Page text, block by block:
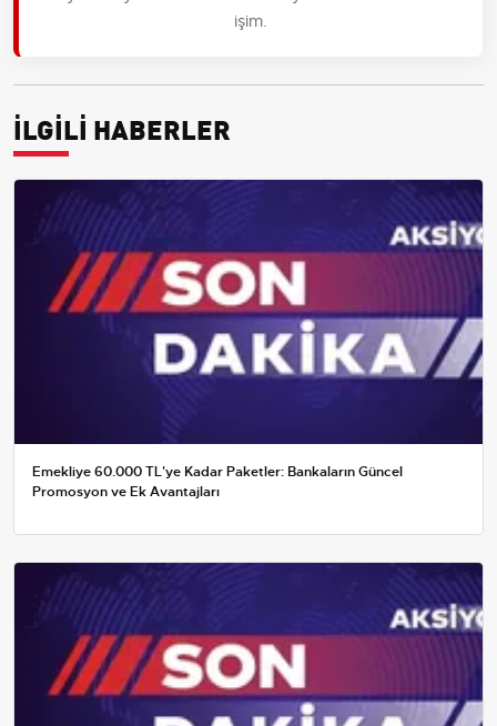
işim.
İLGİLİ HABERLER
Emekliye 60.000 TL'ye Kadar Paketler: Bankaların Güncel
Promosyon ve Ek Avantajları